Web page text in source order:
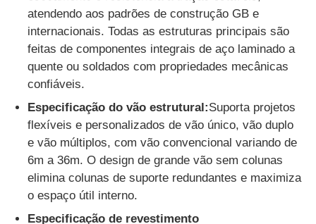
atendendo aos padrões de construção GB e
internacionais. Todas as estruturas principais são
feitas de componentes integrais de aço laminado a
quente ou soldados com propriedades mecânicas
confiáveis.
Especificação do vão estrutural:Suporta projetos
flexíveis e personalizados de vão único, vão duplo
e vão múltiplos, com vão convencional variando de
6m a 36m. O design de grande vão sem colunas
elimina colunas de suporte redundantes e maximiza
o espaço útil interno.
Especificação de revestimento